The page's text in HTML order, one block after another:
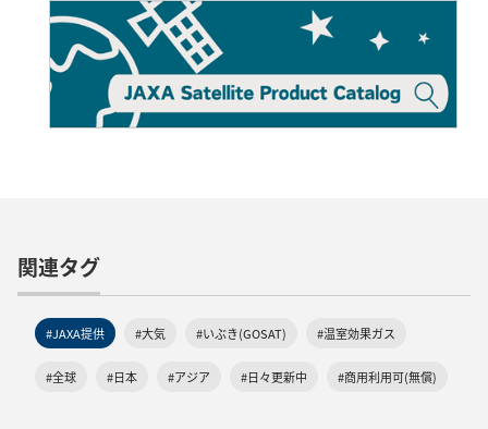
関連タグ
#JAXA提供 #大気 #いぶき(GOSAT) #温室効果ガス
#全球 #日本 #アジア #日々更新中 #商用利用可(無償)